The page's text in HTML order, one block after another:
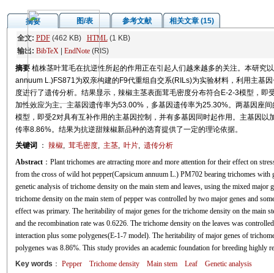
摘要 图/表 参考文献
相关文章 (15)
全文: PDF(462 KB) HTML(1 KB)
输出: BibTeX| EndNote(RIS)
摘要 植株茎叶茸毛在抗逆性所起的作用正在引起人们越来越多的关注。本研究
annuum L.)FS871为双亲构建的F9代重组自交系(RILs)为实验材料，利用主基
度进行了遗传分析。结果显示，辣椒主茎表面茸毛密度分布符合E-2-3模型，
加性效应为主。主基因遗传率为53.00%，多基因遗传率为25.30%。两基因座
模型，即受2对具有互补作用的主基因控制，并有多基因同时起作用。主基因
传率8.86%。结果为抗逆甜辣椒新品种的选育提供了一定的理论依据。
关键词
： 辣椒, 茸毛密度, 主茎, 叶片, 遗传分析
Abstract：Plant trichomes are atrracting more and more attention for their effect on
from the cross of wild hot pepper(Capsicum annuum L.) PM702 bearing trichomes
genetic analysis of trichome density on the main stem and leaves, using the mixed major
trichome density on the main stem of pepper was controlled by two major genes and
effect was primary. The heritability of major genes for the trichome density on the main
and the recombination rate was 0.6226. The trichome density on the leaves was
interaction plus some polygenes(E-1-7 model). The heritability of major genes of
polygenes was 8.86%. This study provides an academic foundation for breeding highly
Key words ： Pepper Trichome density Main stem Leaf Genetic analysis